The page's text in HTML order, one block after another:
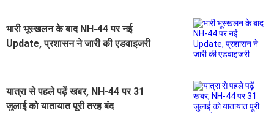
भारी भूस्खलन के बाद NH-44 पर नई
Update, प्रशासन ने जारी की एडवाइजरी
यात्रा से पहले पढ़ें खबर, NH-44 पर 31
जुलाई को यातायात पूरी तरह बंद